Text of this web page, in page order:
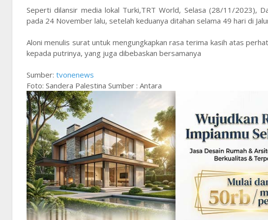
Seperti dilansir media lokal Turki,TRT World, Selasa (28/11/2023),
pada 24 November lalu, setelah keduanya ditahan selama 49 hari di
Aloni menulis surat untuk mengungkapkan rasa terima kasih atas
kepada putrinya, yang juga dibebaskan bersamanya
Sumber: tvonenews
Foto: Sandera Palestina Sumber : Antara